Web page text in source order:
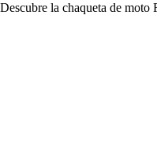
Descubre la chaqueta de